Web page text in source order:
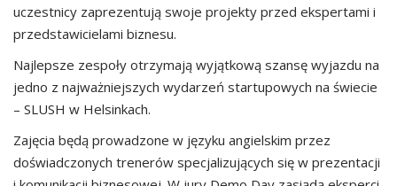
uczestnicy zaprezentują swoje projekty przed ekspertami i
przedstawicielami biznesu.
Najlepsze zespoły otrzymają wyjątkową szansę wyjazdu na
jedno z najważniejszych wydarzeń startupowych na świecie
– SLUSH w Helsinkach.
Zajęcia będą prowadzone w języku angielskim przez
doświadczonych trenerów specjalizujących się w prezentacji